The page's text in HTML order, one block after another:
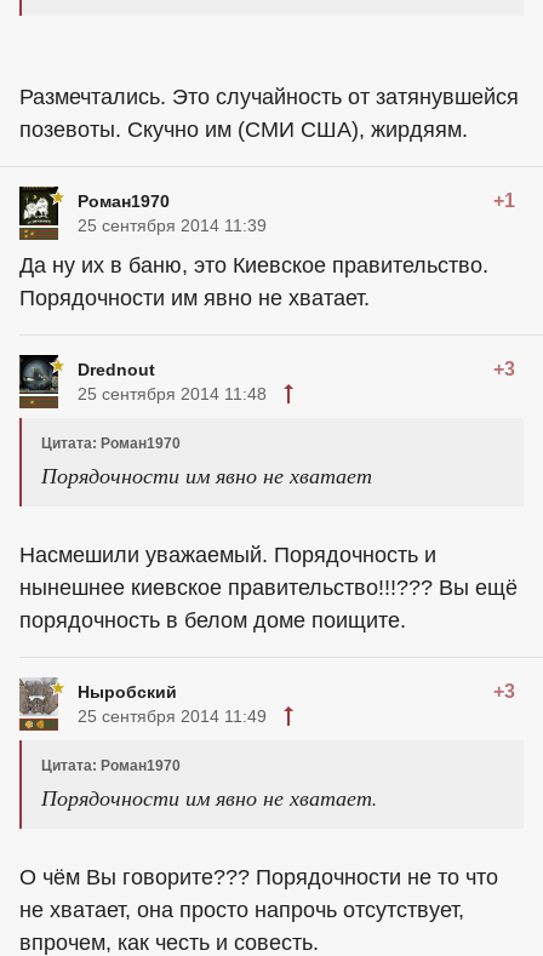
Размечтались. Это случайность от затянувшейся
позевоты. Скучно им (СМИ США), жирдяям.
Роман1970 +1
25 сентября 2014 11:39
Да ну их в баню, это Киевское правительство.
Порядочности им явно не хватает.
Drednout +3
25 сентября 2014 11:48
Цитата: Роман1970
Порядочности им явно не хватает
Насмешили уважаемый. Порядочность и
нынешнее киевское правительство!!!??? Вы ещё
порядочность в белом доме поищите.
Ныробский +3
25 сентября 2014 11:49
Цитата: Роман1970
Порядочности им явно не хватает.
О чём Вы говорите??? Порядочности не то что
не хватает, она просто напрочь отсутствует,
впрочем, как честь и совесть.